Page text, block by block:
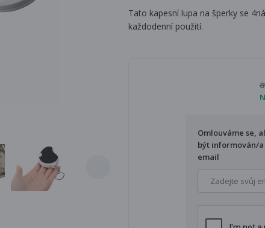
Tato kapesní lupa na šperky se
každodenní použití.
Omlouváme se,
být informován/
email